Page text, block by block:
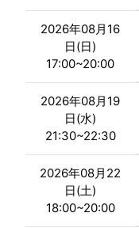
2026年08月16
日(日)
17:00~20:00
2026年08月19
日(水)
21:30~22:30
2026年08月22
日(土)
18:00~20:00